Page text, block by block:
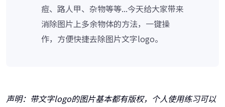
痘、路人甲、杂物等等...今天给大家带来
消除图片上多余物体的方法，一键操
作，方便快捷去除图片文字logo。
声明：带文字logo的图片基本都有版权，个人使用练习可以